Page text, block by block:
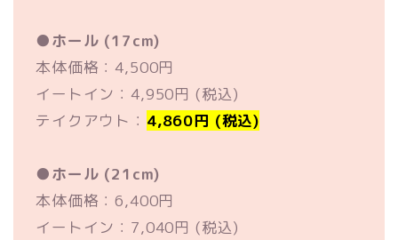
●ホール (17cm)
本体価格：4,500円
イートイン：4,950円 (税込)
テイクアウト： 4,860円 (税込)
●ホール (21cm)
本体価格：6,400円
イートイン：7,040円 (税込)